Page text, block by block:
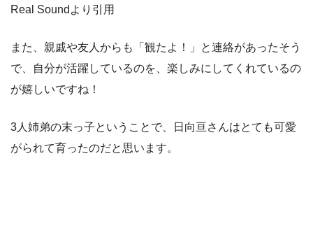
Real Soundより引用
また、親戚や友人からも「観たよ！」と連絡があったそう
で、自分が活躍しているのを、楽しみにしてくれているの
が嬉しいですね！
3人姉弟の末っ子ということで、日向亘さんはとても可愛
がられて育ったのだと思います。